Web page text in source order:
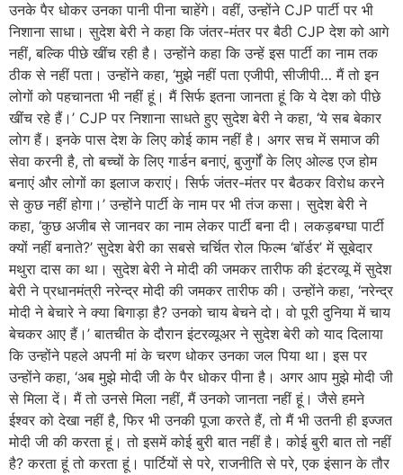
उनके पैर धोकर उनका पानी पीना चाहेंगे। वहीं, उन्होंने CJP पार्टी पर भी
निशाना साधा। सुदेश बेरी ने कहा कि जंतर-मंतर पर बैठी CJP देश को आगे
नहीं, बल्कि पीछे खींच रही है। उन्होंने कहा कि उन्हें इस पार्टी का नाम तक
ठीक से नहीं पता। उन्होंने कहा, ‘मुझे नहीं पता एजीपी, सीजीपी… मैं तो इन
लोगों को पहचानता भी नहीं हूं। मैं सिर्फ इतना जानता हूं कि ये देश को पीछे
खींच रहे हैं।’ CJP पर निशाना साधते हुए सुदेश बेरी ने कहा, ‘ये सब बेकार
लोग हैं। इनके पास देश के लिए कोई काम नहीं है। अगर सच में समाज की
सेवा करनी है, तो बच्चों के लिए गार्डन बनाएं, बुजुर्गों के लिए ओल्ड एज होम
बनाएं और लोगों का इलाज कराएं। सिर्फ जंतर-मंतर पर बैठकर विरोध करने
से कुछ नहीं होगा।’ उन्होंने पार्टी के नाम पर भी तंज कसा। सुदेश बेरी ने
कहा, ‘कुछ अजीब से जानवर का नाम लेकर पार्टी बना दी। लकड़बग्घा पार्टी
क्यों नहीं बनाते?’ सुदेश बेरी का सबसे चर्चित रोल फिल्म ‘बॉर्डर’ में सूबेदार
मथुरा दास का था। सुदेश बेरी ने मोदी की जमकर तारीफ की इंटरव्यू में सुदेश
बेरी ने प्रधानमंत्री नरेन्द्र मोदी की जमकर तारीफ की। उन्होंने कहा, ‘नरेन्द्र
मोदी ने बेचारे ने क्या बिगाड़ा है? उनको चाय बेचने दो। वो पूरी दुनिया में चाय
बेचकर आए हैं।’ बातचीत के दौरान इंटरव्यूअर ने सुदेश बेरी को याद दिलाया
कि उन्होंने पहले अपनी मां के चरण धोकर उनका जल पिया था। इस पर
उन्होंने कहा, ‘अब मुझे मोदी जी के पैर धोकर पीना है। अगर आप मुझे मोदी जी
से मिला दें। मैं तो उनसे मिला नहीं, मैं उनको जानता नहीं हूं। जैसे हमने
ईश्वर को देखा नहीं है, फिर भी उनकी पूजा करते हैं, तो मैं भी उतनी ही इज्जत
मोदी जी की करता हूं। तो इसमें कोई बुरी बात नहीं है। कोई बुरी बात तो नहीं
है? करता हूं तो करता हूं। पार्टियों से परे, राजनीति से परे, एक इंसान के तौर